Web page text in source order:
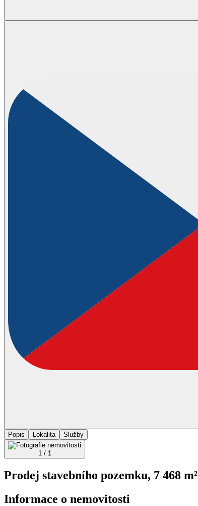
Popis
Lokalita Služby
1 / 1
Prodej stavebního pozemku, 7 468 m²
Informace o nemovitosti